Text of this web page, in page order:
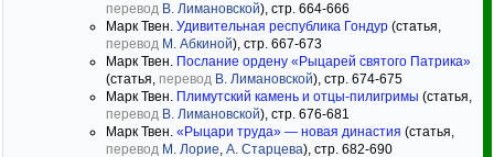
перевод В. Лимановской), стр. 664-666
Марк Твен. Удивительная республика Гондур (статья,
перевод М. Абкиной), стр. 667-673
Марк Твен. Послание ордену «Рыцарей святого Патрика»
(статья, перевод В. Лимановской), стр. 674-675
Марк Твен. Плимутский камень и отцы-пилигримы (статья,
перевод В. Лимановской), стр. 676-681
Марк Твен. «Рыцари труда» — новая династия (статья,
перевод М. Лорие, А. Старцева), стр. 682-690